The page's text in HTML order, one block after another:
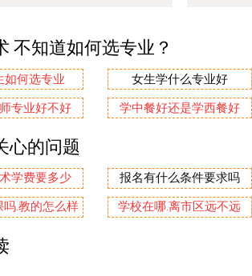
不知道如何选专业？
如何选专业 女生学什么专业好
专业好不好 学中餐好还是学西餐好
心的问题
学费要多少 报名有什么条件要求吗
.教的怎么样 学校在哪.离市区远不远